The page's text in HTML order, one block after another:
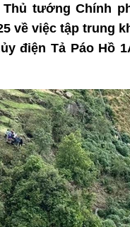
Thủ tướng Chính
về việc tập trung
điện Tả Páo Hồ